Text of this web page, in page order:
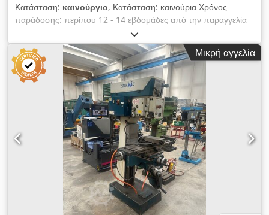
Κατάσταση: καινούργιο, Κατάσταση: καινούρια Χρόνος
παράδοσης: περίπου 12 - 14 εβδομάδες από την παραγγελία
Χώρα προέλευσης: Ισπανία Τιμή: 50.410 € Μηνιαία δόση
leasing: 952,75 € Ικανότητα διάτρησης σε κατασκευαστικό
χάλυβα: 35 mm Υποδοχή: MK 4 Βάθος προβολής: 390 mm
Στροφές: 94-2.225 (16) 50 Hz, 113 σ.α.λ. Ικανότητα κοπής
σπειρωμάτων: M35 Μήκος: 1660 mm Πλάτος: 1510 mm
Ύψος: 2600 mm Βάρος: 910 kg Διαδρομή πινόλας: 180 mm
Απόσταση ατράκτου - τραπέζι: 190 - 650 mm Απόσταση
ατράκτου - βάση: 1310 mm Διάμετρος κολώνας: 125 mm
Τραπέζι: 400 x 420 mm Αυτόματες προωθήσεις: 0,10 – 0,18 –
0,24 (3) mm/min Ταχύτητα κινητήρα: 750 - 1.500 σ.α.λ.
Κατασκευαστής: ERLO (Κατασκευάζεται στην Ισπανία) Για
απαιτητική χρήση σε επαγγελματικά συνεργεία Διατρητικό και
φρεζομηχανή Αυτόματη προώθηση Ηλεκτρομαγνητικός
συμπλέκτης ακριβείας Djdpfjynmtxox An Heck Μετάδοση
μέσω γραναζιών Τραπέζι τύπου σταυρού Σταθερό τραπέζι και
Μικρή αγγελία